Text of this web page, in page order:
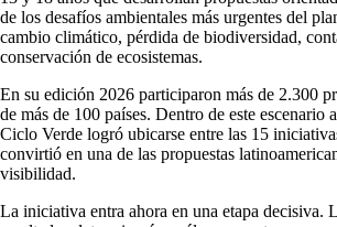
de los desafíos ambientales más urgentes del
cambio climático, pérdida de biodiversidad,
conservación de ecosistemas.
En su edición 2026 participaron más de 2.300
de más de 100 países. Dentro de este escenario
Ciclo Verde logró ubicarse entre las 15
convirtió en una de las propuestas
visibilidad.
La iniciativa entra ahora en una etapa decisiva.